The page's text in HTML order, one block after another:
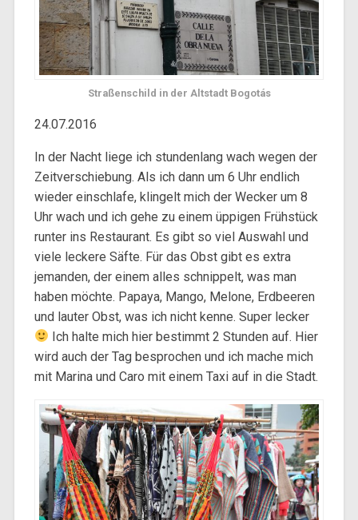
Straßenschild in der Altstadt Bogotás
24.07.2016
In der Nacht liege ich stundenlang wach wegen der
Zeitverschiebung. Als ich dann um 6 Uhr endlich
wieder einschlafe, klingelt mich der Wecker um 8
Uhr wach und ich gehe zu einem üppigen Frühstück
runter ins Restaurant. Es gibt so viel Auswahl und
viele leckere Säfte. Für das Obst gibt es extra
jemanden, der einem alles schnippelt, was man
haben möchte. Papaya, Mango, Melone, Erdbeeren
und lauter Obst, was ich nicht kenne. Super lecker
Ich halte mich hier bestimmt 2 Stunden auf. Hier
wird auch der Tag besprochen und ich mache mich
mit Marina und Caro mit einem Taxi auf in die Stadt.